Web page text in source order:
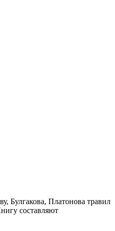
Булгакова, Платонова травил
составляют